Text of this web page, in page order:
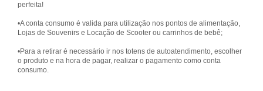
perfeita!
•A conta consumo é valida para utilização nos pontos de alimentação,
Lojas de Souvenirs e Locação de Scooter ou carrinhos de bebê;
•Para a retirar é necessário ir nos totens de autoatendimento, escolher
o produto e na hora de pagar, realizar o pagamento como conta
consumo.